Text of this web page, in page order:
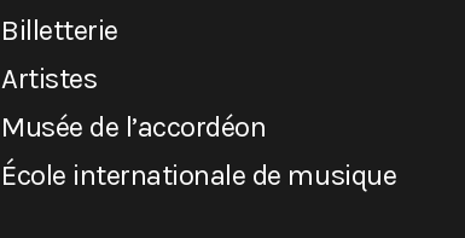
Billetterie
Artistes
Musée de l’accordéon
École internationale de musique